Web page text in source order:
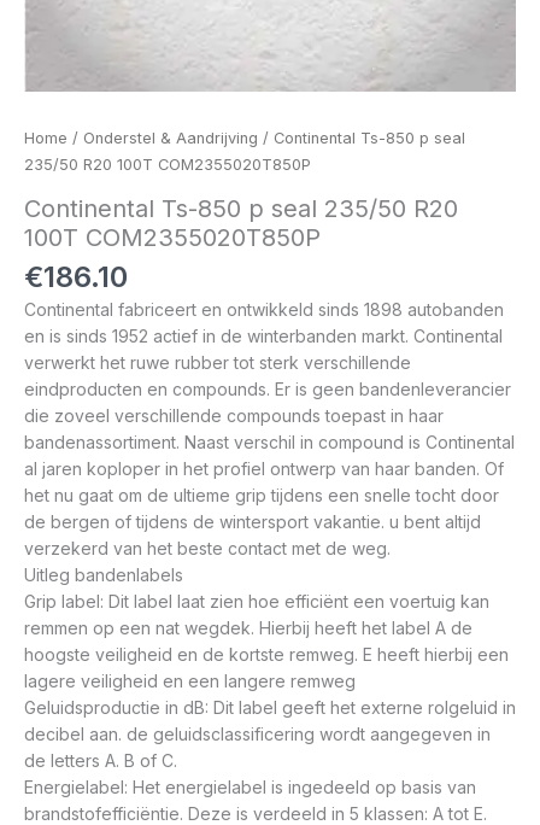
Home / Onderstel & Aandrijving / Continental Ts-850 p seal
235/50 R20 100T COM2355020T850P
Continental Ts-850 p seal 235/50 R20
100T COM2355020T850P
€186.10
Continental fabriceert en ontwikkeld sinds 1898 autobanden
en is sinds 1952 actief in de winterbanden markt. Continental
verwerkt het ruwe rubber tot sterk verschillende
eindproducten en compounds. Er is geen bandenleverancier
die zoveel verschillende compounds toepast in haar
bandenassortiment. Naast verschil in compound is Continental
al jaren koploper in het profiel ontwerp van haar banden. Of
het nu gaat om de ultieme grip tijdens een snelle tocht door
de bergen of tijdens de wintersport vakantie. u bent altijd
verzekerd van het beste contact met de weg.
Uitleg bandenlabels
Grip label: Dit label laat zien hoe efficiënt een voertuig kan
remmen op een nat wegdek. Hierbij heeft het label A de
hoogste veiligheid en de kortste remweg. E heeft hierbij een
lagere veiligheid en een langere remweg
Geluidsproductie in dB: Dit label geeft het externe rolgeluid in
decibel aan. de geluidsclassificering wordt aangegeven in
de letters A. B of C.
Energielabel: Het energielabel is ingedeeld op basis van
brandstofefficiëntie. Deze is verdeeld in 5 klassen: A tot E.